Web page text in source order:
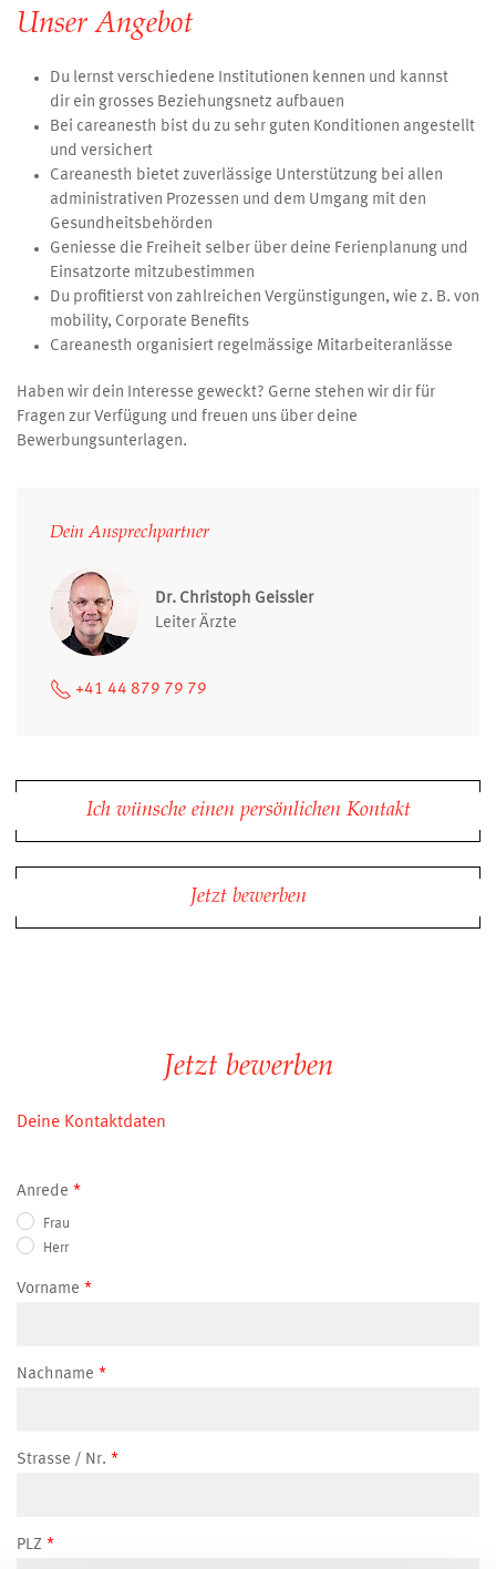
Unser Angebot
Du lernst verschiedene Institutionen kennen und kannst
dir ein grosses Beziehungsnetz aufbauen
Bei careanesth bist du zu sehr guten Konditionen angestellt
und versichert
Careanesth bietet zuverlässige Unterstützung bei allen
administrativen Prozessen und dem Umgang mit den
Gesundheitsbehörden
Geniesse die Freiheit selber über deine Ferienplanung und
Einsatzorte mitzubestimmen
Du profitierst von zahlreichen Vergünstigungen, wie z. B. von
mobility, Corporate Benefits
Careanesth organisiert regelmässige Mitarbeiteranlässe
Haben wir dein Interesse geweckt? Gerne stehen wir dir für
Fragen zur Verfügung und freuen uns über deine
Bewerbungsunterlagen.
Dein Ansprechpartner
Dr. Christoph Geissler
Leiter Ärzte
+41 44 879 79 79
Ich wünsche einen persönlichen Kontakt
Jetzt bewerben
Jetzt bewerben
Deine Kontaktdaten
Anrede
Frau
Herr
Vorname
Nachname
Strasse / Nr.
PLZ